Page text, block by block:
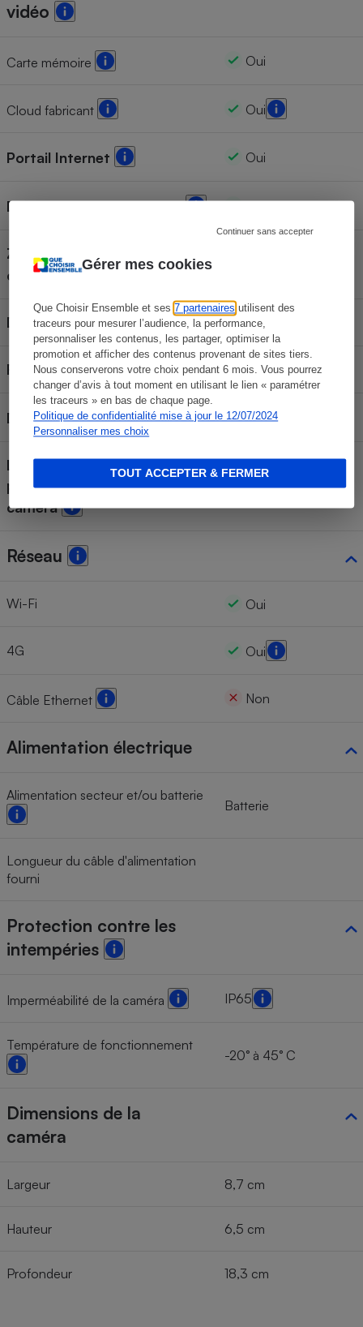
Gérer mes cookies
Que Choisir Ensemble et ses7 partenaires utilisent des
traceurs pour mesurer l’audience, la performance,
personnaliser les contenus, les partager, optimiser la
promotion et afficher des contenus provenant de sites tiers.
Nous conserverons votre choix pendant 6 mois. Vous pourrez
changer d’avis à tout moment en utilisant le lien « paramétrer
les traceurs » en bas de chaque page.
Politique de confidentialité mise à jour le 12/07/2024
Personnaliser mes choix
Continuer sans accepter
TOUT ACCEPTER & FERMER
vidéo
Carte mémoire Oui
Cloud fabricant Oui
Portail Internet Oui
Détection de mouvement Oui
Zones de détection
configurables
Détection de visage Non
Reconnaissance de visage Non
Détection de bruit Non
Localisation de l'utilisateur
pour activer/désactiver la
caméra
Oui
Réseau
Wi-Fi Oui
4G Oui
Câble Ethernet Non
Alimentation électrique
Alimentation secteur et/ou batterie
Batterie
Longueur du câble d'alimentation
fourni
Protection contre les
intempéries
Imperméabilité de la caméra IP65
Température de fonctionnement
-20° à 45° C
Dimensions de la
caméra
Largeur 8,7 cm
Hauteur 6,5 cm
Profondeur 18,3 cm